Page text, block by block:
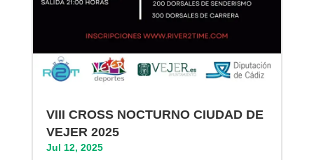
VIII CROSS NOCTURNO CIUDAD DE
VEJER 2025
Jul 12, 2025